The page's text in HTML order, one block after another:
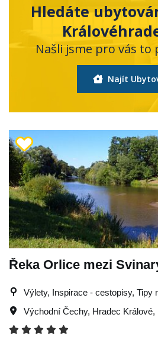
Hledáte
Našli jsme pro vás to
Najít
Řeka Orlice mezi
Výlety, Inspirace - cestopisy, Tipy
Východní Čechy, Hradec Králové,